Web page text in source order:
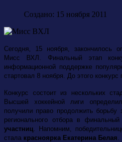
Создано: 15 ноября 2011
Сегодня, 15 ноября, закончилось
Мисс ВХЛ. Финальный этап
информационной поддержке
стартовал 8 ноября. До этого конкурс
Конкурс состоит из нескольких
Высшей хоккейной лиги
получили право продолжить
регионального отбора в
участниц . Напомним,
стала красноярка Екатерина Белая